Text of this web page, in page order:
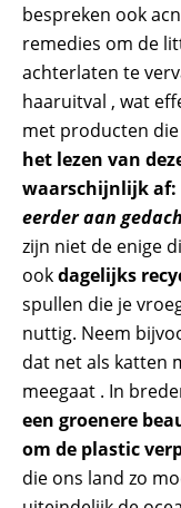
bespreken ook
remedies om de
achterlaten te
haaruitval , wat
met producten
het lezen van
waarschijnlijk af:
eerder aan
zijn niet de enige
ookdagelijks
spullen die je
nuttig. Neem
dat net als katten
meegaat . In
een groenere
om de plastic
die ons land zo